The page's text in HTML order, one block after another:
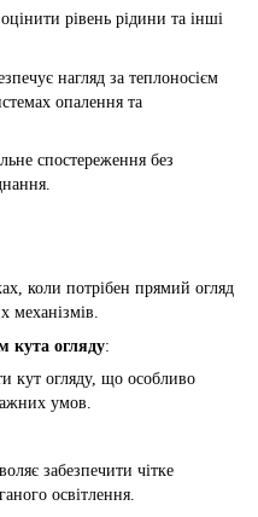
рівень рідини та інші
нагляд за теплоносієм
опалення та
спостереження без
коли потрібен прямий огляд
механізмів.
кута огляду:
кут огляду, що особливо
умов.
забезпечити чітке
освітлення.